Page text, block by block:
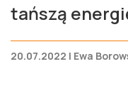
tańszą
20.07.2022 | Ewa